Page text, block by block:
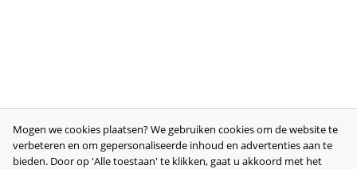
Mogen we cookies plaatsen? We gebruiken cookies om de website te
verbeteren en om gepersonaliseerde inhoud en advertenties aan te
bieden. Door op 'Alle toestaan' te klikken, gaat u akkoord met het